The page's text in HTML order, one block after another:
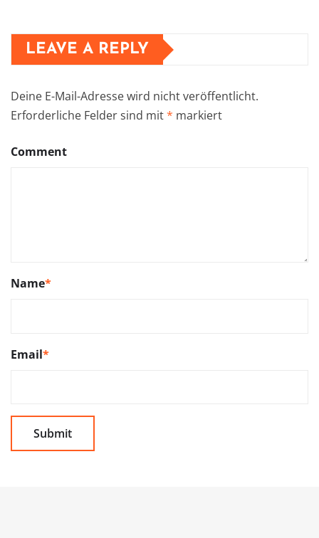
LEAVE A REPLY
Deine E-Mail-Adresse wird nicht veröffentlicht.
Erforderliche Felder sind mit* markiert
Comment
Name*
Email*